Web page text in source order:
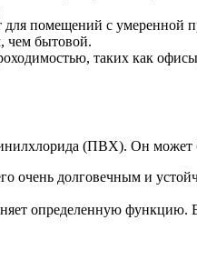
помещений с умеренной
чем бытовой.
таких как
(ПВХ). Он может
очень долговечным и
определенную функцию.